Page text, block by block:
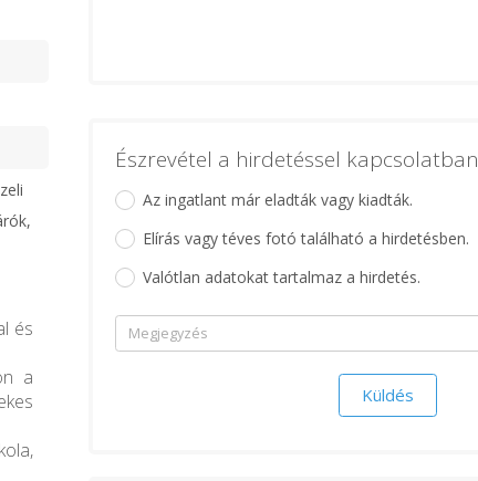
és
a
Észrevétel a hirdetéssel kapcsolatban
Az ingatlant már eladták vagy kiadták.
Elírás vagy téves fotó található a hirdetésben.
Valótlan adatokat tartalmaz a hirdetés.